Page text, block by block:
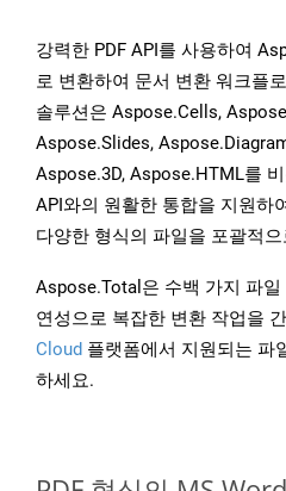
강력한 PDF API를 사용하여
로 변환하여 문서 변환 워크플
솔루션은 Aspose.Cells,
Aspose.Slides,
Aspose.3D, Aspose.HTML를
API와의 원활한 통합을 지원하
다양한 형식의 파일을 포괄적
Aspose.Total은 수백 가지 파
연성으로 복잡한 변환 작업을
Cloud 플랫폼에서 지원되는 파
하세요.